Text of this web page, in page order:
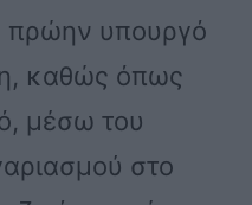
πρώην υπουργό
καθώς όπως
μέσω του
στο